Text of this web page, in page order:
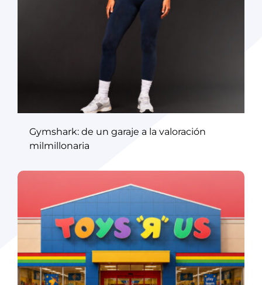
Gymshark: de un garaje a la valoración
milmillonaria